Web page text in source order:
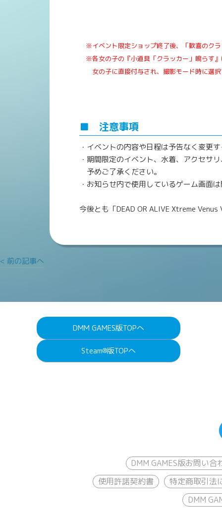
※イベント限定ショップ終了後、「歓喜のク
※各女の子の『小道具「クラッカー」鳴らす
女の子に直接付与され、撮影モード時に選択
■ 注意事項
・イベントの内容や日程は予告なく変更
・期間限定のイベント、水着、アクセサ
予めご了承ください。
・お知らせ内で使用しているゲーム画面
今後とも「DEAD OR ALIVE Xtreme
< 前の記事へ
DMM GAMES版TOPへ
Steam®版TOPへ
DMM GAMES版お問い合
使用許諾契約書
特定商取引法
DMM